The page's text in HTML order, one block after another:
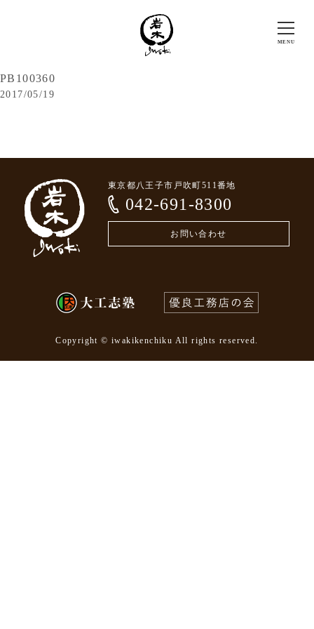
PB100360
2017/05/19
東京都八王子市戸吹町511番地
042-691-8300
お問い合わせ
Copyright © iwakikenchiku All rights reserved.